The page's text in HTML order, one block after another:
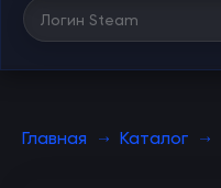
Главная Каталог